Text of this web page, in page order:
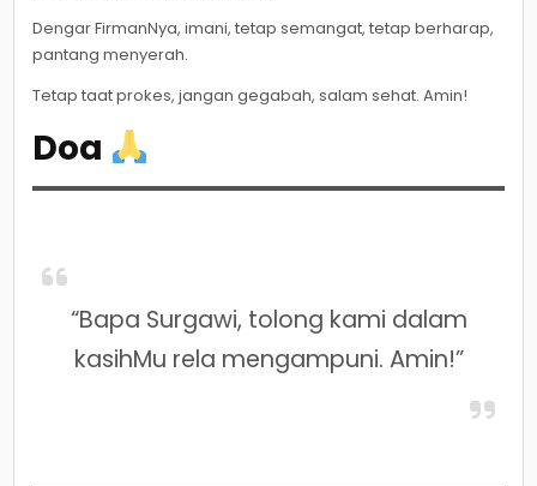
Dengar FirmanNya, imani, tetap semangat, tetap berharap,
pantang menyerah.
Tetap taat prokes, jangan gegabah, salam sehat. Amin!
Doa
“Bapa Surgawi, tolong kami dalam
kasihMu rela mengampuni. Amin!”